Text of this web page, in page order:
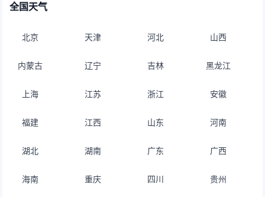
全国天气
北京 天津 河北 山西
内蒙古 辽宁 吉林 黑龙江
上海 江苏 浙江 安徽
福建 江西 山东 河南
湖北 湖南 广东 广西
海南 重庆 四川 贵州